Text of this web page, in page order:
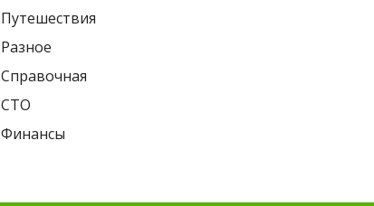
Путешествия
Разное
Справочная
СТО
Финансы